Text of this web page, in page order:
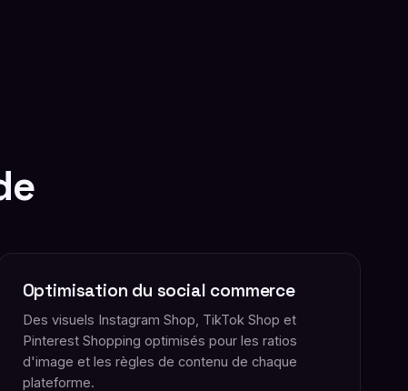
Optimisation du social commerce
Des visuels Instagram Shop, TikTok Shop et
Pinterest Shopping optimisés pour les ratios
d'image et les règles de contenu de chaque
plateforme.